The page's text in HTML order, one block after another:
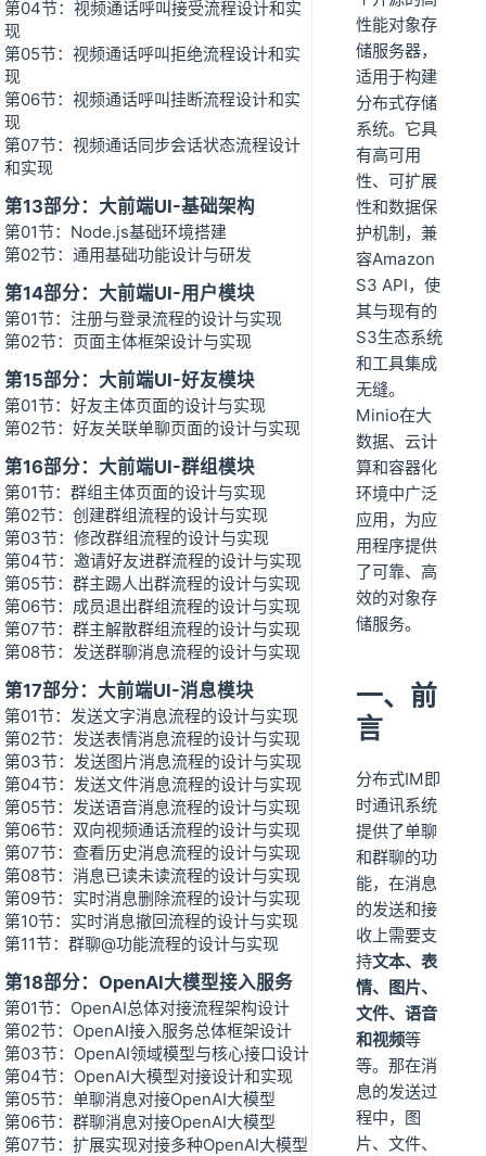
第04节：视频通话呼叫接受流程设计和实
现
第05节：视频通话呼叫拒绝流程设计和实
现
第06节：视频通话呼叫挂断流程设计和实
现
第07节：视频通话同步会话状态流程设计
和实现
第13部分：大前端UI-基础架构
第01节：Node.js基础环境搭建
第02节：通用基础功能设计与研发
第14部分：大前端UI-用户模块
第01节：注册与登录流程的设计与实现
第02节：页面主体框架设计与实现
第15部分：大前端UI-好友模块
第01节：好友主体页面的设计与实现
第02节：好友关联单聊页面的设计与实现
第16部分：大前端UI-群组模块
第01节：群组主体页面的设计与实现
第02节：创建群组流程的设计与实现
第03节：修改群组流程的设计与实现
第04节：邀请好友进群流程的设计与实现
第05节：群主踢人出群流程的设计与实现
第06节：成员退出群组流程的设计与实现
第07节：群主解散群组流程的设计与实现
第08节：发送群聊消息流程的设计与实现
第17部分：大前端UI-消息模块
第01节：发送文字消息流程的设计与实现
第02节：发送表情消息流程的设计与实现
第03节：发送图片消息流程的设计与实现
第04节：发送文件消息流程的设计与实现
第05节：发送语音消息流程的设计与实现
第06节：双向视频通话流程的设计与实现
第07节：查看历史消息流程的设计与实现
第08节：消息已读未读流程的设计与实现
第09节：实时消息删除流程的设计与实现
第10节：实时消息撤回流程的设计与实现
第11节：群聊@功能流程的设计与实现
第18部分：OpenAI大模型接入服务
第01节：OpenAI总体对接流程架构设计
第02节：OpenAI接入服务总体框架设计
第03节：OpenAI领域模型与核心接口设计
第04节：OpenAI大模型对接设计和实现
第05节：单聊消息对接OpenAI大模型
第06节：群聊消息对接OpenAI大模型
第07节：扩展实现对接多种OpenAI大模型
性能对象存
储服务器，
适用于构建
分布式存储
系统。它具
有高可用
性、可扩展
性和数据保
护机制，兼
容Amazon
S3 API，使
其与现有的
S3生态系统
和工具集成
无缝。
Minio在大
数据、云计
算和容器化
环境中广泛
应用，为应
用程序提供
了可靠、高
效的对象存
储服务。
一、前
言
分布式IM即
时通讯系统
提供了单聊
和群聊的功
能，在消息
的发送和接
收上需要支
持文本、表
情、图片、
文件、语音
和视频等
等。那在消
息的发送过
程中，图
片、文件、